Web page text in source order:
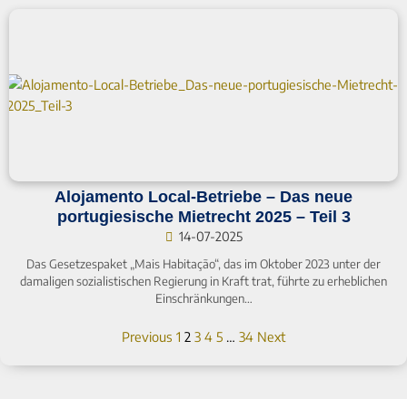
Alojamento Local-Betriebe – Das neue
portugiesische Mietrecht 2025 – Teil 3
14-07-2025
Das Gesetzespaket „Mais Habitação“, das im Oktober 2023 unter der
damaligen sozialistischen Regierung in Kraft trat, führte zu erheblichen
Einschränkungen…
Previous 1 2 3 4 5 34 Next